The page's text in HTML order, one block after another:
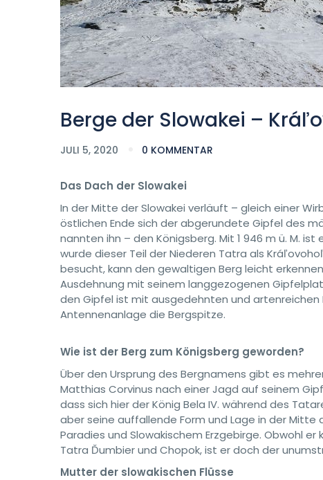
Berge der Slowakei –
JULI 5, 2020 0 KOMMENTAR
Das Dach der Slowakei
In der Mitte der Slowakei verläuft – gleich einer
östlichen Ende sich der abgerundete Gipfel des
nannten ihn – den Königsberg. Mit 1 946 m ü. M.
wurde dieser Teil der Niederen Tatra als
besucht, kann den gewaltigen Berg leicht
Ausdehnung mit seinem langgezogenen
den Gipfel ist mit ausgedehnten und
Antennenanlage die Bergspitze.
Wie ist der Berg zum Königsberg geworden?
Über den Ursprung des Bergnamens gibt es
Matthias Corvinus nach einer Jagd auf seinem
dass sich hier der König Bela IV. während des
aber seine auffallende Form und Lage in der Mitte
Paradies und Slowakischem Erzgebirge. Obwohl
Tatra Ďumbier und Chopok, ist er doch der
Mutter der slowakischen Flüsse